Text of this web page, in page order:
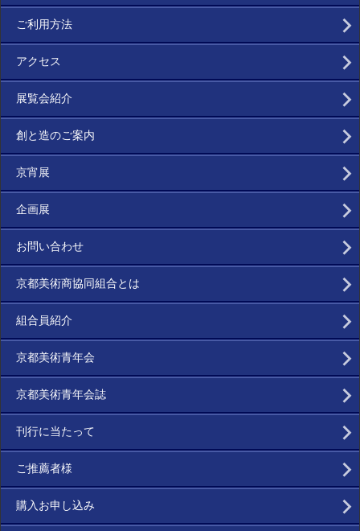
ご利用方法
アクセス
展覧会紹介
創と造のご案内
京宵展
企画展
お問い合わせ
京都美術商協同組合とは
組合員紹介
京都美術青年会
京都美術青年会誌
刊行に当たって
ご推薦者様
購入お申し込み